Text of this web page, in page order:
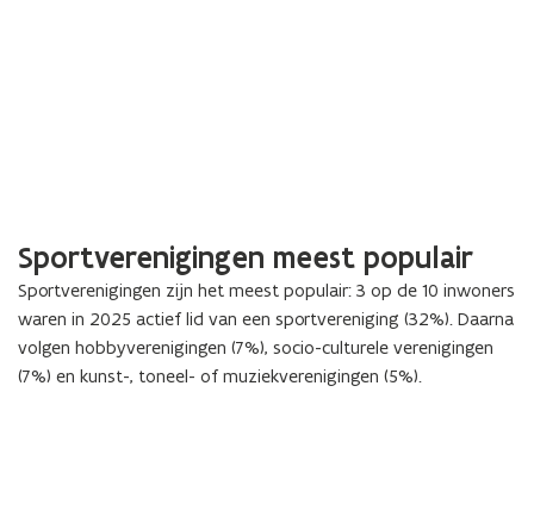
Sportverenigingen meest populair
Sportverenigingen zijn het meest populair: 3 op de 10 inwoners
waren in 2025 actief lid van een sportvereniging (32%). Daarna
volgen hobbyverenigingen (7%), socio-culturele verenigingen
(7%) en kunst-, toneel- of muziekverenigingen (5%).